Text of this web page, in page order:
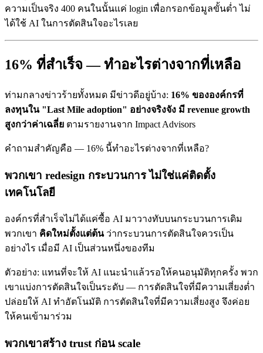
ความเป็นจริง 400 คนในนั้นแค่ login เพื่อกรอกข้อมูลขั้นต่ำ ไม่
ได้ใช้ AI ในการตัดสินใจอะไรเลย
16% ที่สำเร็จ — ทำอะไรต่างจากที่เหลือ
ท่ามกลางข่าวร้ายทั้งหมด มีข่าวดีอยู่บ้าง: 16% ขององค์กรที่
ลงทุนใน "Last Mile adoption" อย่างจริงจัง มี revenue growth
สูงกว่าค่าเฉลี่ย ตามรายงานจาก Impact Advisors
คำถามสำคัญคือ — 16% นี้ทำอะไรต่างจากที่เหลือ?
พวกเขา redesign กระบวนการ ไม่ใช่แค่ติดตั้ง
เทคโนโลยี
องค์กรที่สำเร็จไม่ได้แค่ซื้อ AI มาวางทับบนกระบวนการเดิม
พวกเขา คิดใหม่ตั้งแต่ต้นว่ากระบวนการตัดสินใจควรเป็น
อย่างไร เมื่อมี AI เป็นส่วนหนึ่งของทีม
ตัวอย่าง: แทนที่จะให้ AI แนะนำแล้วรอให้คนอนุมัติทุกครั้ง พวก
เขาแบ่งการตัดสินใจเป็นระดับ — การตัดสินใจที่มีความเสี่ยงต่ำ
ปล่อยให้ AI ทำอัตโนมัติ การตัดสินใจที่มีความเสี่ยงสูง จึงค่อย
ให้คนเข้ามาร่วม
พวกเขาสร้าง trust ก่อน scale